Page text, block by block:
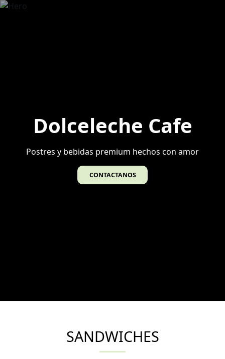
Dolceleche Cafe
Postres y bebidas premium hechos con amor
CONTACTANOS
SANDWICHES